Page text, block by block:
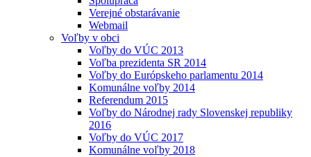
Verejné obstarávanie
Webmail
Voľby v obci
Voľby do VÚC 2013
Voľba prezidenta SR 2014
Voľby do Európskeho parlamentu 2014
Komunálne voľby 2014
Referendum 2015
Voľby do Národnej rady Slovenskej republiky
2016
Voľby do VÚC 2017
Komunálne voľby 2018